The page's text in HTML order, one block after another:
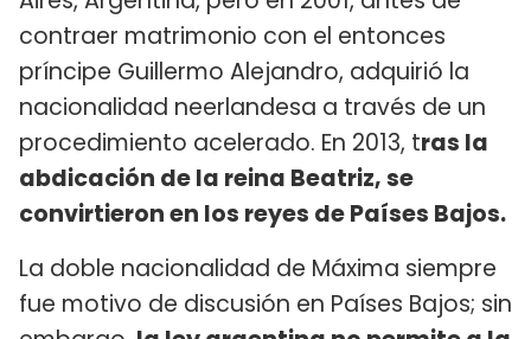
contraer matrimonio con el entonces
príncipe Guillermo Alejandro, adquirió la
nacionalidad neerlandesa a través de un
procedimiento acelerado. En 2013, tras la
abdicación de la reina Beatriz, se
convirtieron en los reyes de Países Bajos.
La doble nacionalidad de Máxima siempre
fue motivo de discusión en Países Bajos; sin